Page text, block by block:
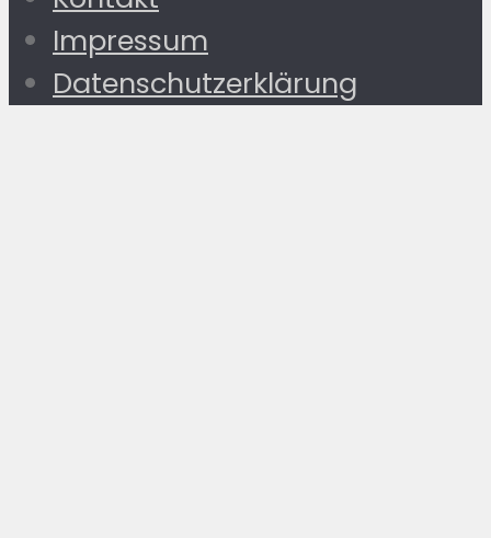
Impressum
Datenschutzerklärung